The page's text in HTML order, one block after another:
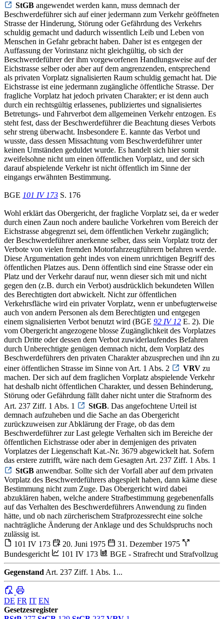
StGB angewendet werden kann, muss demnach der
Beschwerdeführer sich auf einer jedermann zum Verkehr geöffneten
Strasse der Hinderung, Störung oder Gefährdung des Verkehrs
schuldig gemacht und dadurch wissentlich Leib und Leben von
Menschen in Gefahr gebracht haben. Daher ist es entgegen der
Auffassung der Vorinstanz nicht gleichgültig, ob sich der
Beschwerdeführer der ihm vorgeworfenen Handlungsweise auf der
Eichstrasse selber oder aber auf dem angrenzenden, entsprechend
als privaten Vorplatz signalisierten Raum schuldig gemacht hat. Die
Eichstrasse ist eine jedermann zugängliche öffentliche Strasse. Der
fragliche Vorplatz hat jedoch privaten Charakter; er ist denn auch
durch ein rechtsgültig erlassenes, publiziertes und signalisiertes
Betretungs- und Fahrverbot dem allgemeinen Verkehr entzogen. Es
steht fest, dass der Beschwerdeführer die Beachtung dieses Verbots
sehr streng überwacht. Insbesondere E. kannte das Verbot und
wusste, dass dessen Missachtung vom Beschwerdeführer unter
keinen Umständen geduldet wurde. Es handelt sich hier somit
zweifelsohne nicht um einen öffentlichen Vorplatz, und der sich
darauf abspielende Verkehr ist nicht öffentlich im Sinne der
eingangs erwähnten Bestimmung.
BGE 101 IV 173 S. 176
Wohl erklärt das Obergericht, der fragliche Vorplatz sei, da er weder
durch einen Zaun noch andere bauliche Vorkehren vom Bereich der
Eichstrasse abgegrenzt sei, dem öffentlichen Verkehr zugänglich;
der Beschwerdeführer anerkenne selber, dass sein Vorplatz trotz der
Verbote von vielen fremden Motorfahrzeugführern befahren werde.
Diese Argumentation geht indes von einem unrichtigen Begriff des
öffentlichen Platzes aus. Denn öffentlich sind eine Strasse oder ein
Platz und der Verkehr darauf nur, wenn dieser sich mit und nicht
gegen den (z.B. durch ein Verbot) ausdrücklich bekundeten Willen
des Berechtigten dort abwickelt. Nicht zur öffentlichen
Verkehrsfläche wird ein privater Vorplatz, wenn er unbefugterweise
auch von andern Personen als dem Berechtigten und entgegen
einem signalisierten Verbot benutzt wird (BGE 92 IV 12 E. 2). Die
vom Obergericht angezogene blosse Zugänglichkeit des Vorplatzes
durch Dritte oder dessen dem Verbot zuwiderlaufendes Befahren
durch Unberechtigte genügen demnach nicht, dem Vorplatz des
Beschwerdeführers den privaten Charakter abzusprechen und ihn zu
einer öffentlichen Strasse im Sinne von Art. 1 Abs. 2
VRV zu
machen. Der sich auf dem fraglichen Vorplatz abspielende Verkehr
hat deshalb nicht öffentlichen Charakter, und dessen Behinderung,
Störung oder Gefährdung fällt daher nicht unter die Strafnorm des
Art. 237 Ziff. 1 Abs. 1
StGB. Das angefochtene Urteil ist
demnach aufzuheben und die Sache an das Obergericht
zurückzuweisen zur Abklärung der Frage, ob das dem
Beschwerdeführer zur Last gelegte Verhalten sich im Bereiche der
öffentlichen Eichstrasse oder aber in demjenigen des privaten
Vorplatzes der Liegenschaft Kat.-Nr. 3679 abgewickelt hat. Sofern
das erstere zutrifft, wäre nach dem Gesagten Art. 237 Ziff. 1 Abs. 1
StGB anwendbar. Sollte sich der Vorfall aber auf dem privaten
Vorplatz des Beschwerdeführers abgespielt haben, dann käme diese
Bestimmung nicht zum Zuge. Das Obergericht wird dabei
abzuklären haben, welche andere Strafbestimmung gegebenenfalls
auf das Verhalten des Beschwerdeführers Anwendung zu finden
hätte, und ob nach zürcherischem Strafprozessrecht eine solche
nachträgliche Änderung der Anklage und des Schuldspruchs noch
zulässig ist.
101 IV 173
20. Juni 1975
31. Dezember 1975
Bundesgericht
101 IV 173 BGE - Strafrecht und Strafvollzug
Gegenstand Art. 237 Ziff. 1 Abs. 1...
DE FR IT EN
Gesetzesregister